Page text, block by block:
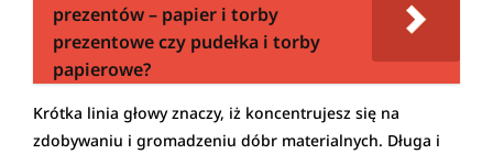
prezentów – papier i torby
prezentowe czy pudełka i torby
papierowe?
Krótka linia głowy znaczy, iż koncentrujesz się na
zdobywaniu i gromadzeniu dóbr materialnych. Długa i